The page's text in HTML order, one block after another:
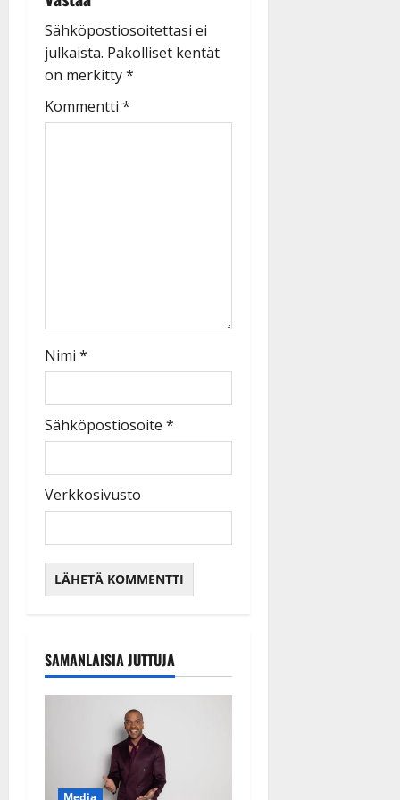
Sähköpostiosoitettasi ei
julkaista. Pakolliset kentät
on merkitty*
Kommentti *
Nimi *
Sähköpostiosoite *
Verkkosivusto
SAMANLAISIA JUTTUJA
Media